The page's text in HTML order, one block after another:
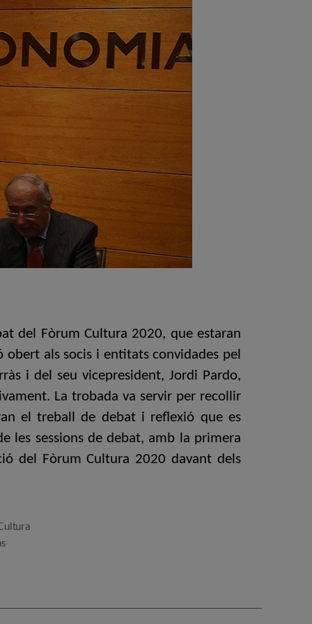
del Fòrum Cultura 2020, que estaran
als socis i entitats convidades pel
i del seu vicepresident, Jordi Pardo,
La trobada va servir per recollir
el treball de debat i reflexió que es
les sessions de debat, amb la primera
del Fòrum Cultura 2020 davant dels